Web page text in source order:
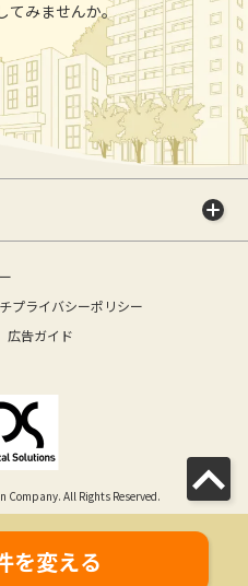
を変える
てみませんか。
プライバシーポリシー
広告ガイド
All Rights Reserved.